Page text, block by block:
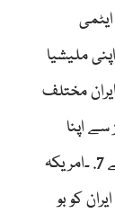
اپنی ملیشیا
حمایت بند کرے۔ 5 ۔ایران مختلف
سے اپنا
قبضہ ہٹائے اور اسے سب ملکوں کے لیے کھولے 7. ۔امریکہ
ایران کو بو